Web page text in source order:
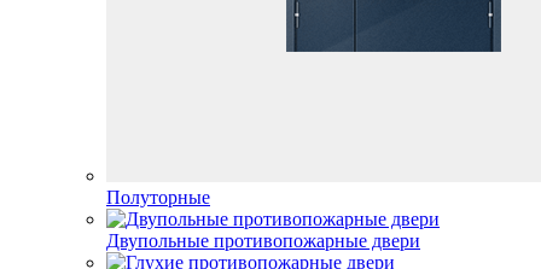
Полуторные
Двупольные противопожарные двери